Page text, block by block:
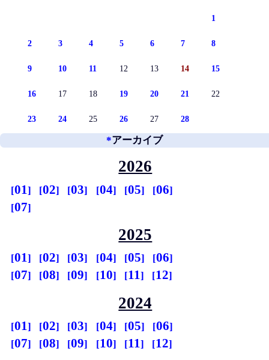
1
2 3 4 5 6 7 8
9 10 11 12 13 14 15
16 17 18 19 20 21 22
23 24 25 26 27 28
*アーカイブ
2026
01 02 03 04 05
06
07
2025
01 02 03 04 05
06
07
08 09 10 11 12
2024
01 02 03 04 05
06
07
08 09 10 11 12